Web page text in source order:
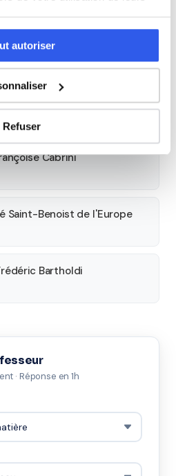
autoriser
Refuser
Jeanne la Lorraine
Louis Sainte-Clotilde
Cabrini
Saint-Benoist de l'Europe
Bartholdi
· Réponse en 1h